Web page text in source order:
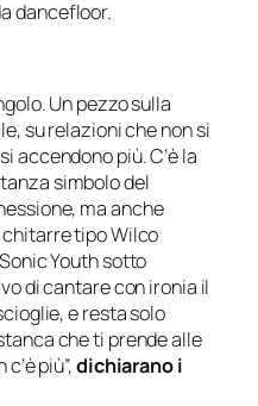
dancefloor.
Un pezzo sulla
su relazioni che non si
accendono più. C’è la
simbolo del
ma anche
tipo Wilco
Youth sotto
di cantare con ironia il
e resta solo
che ti prende alle
più”,dichiarano i